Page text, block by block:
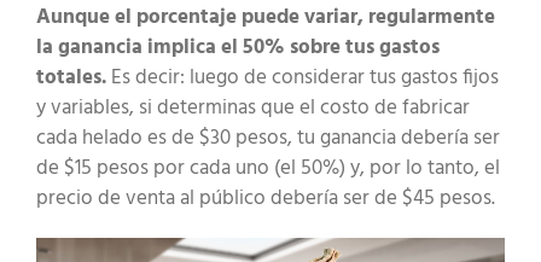
Aunque el porcentaje puede variar, regularmente
la ganancia implica el 50% sobre tus gastos
totales.Es decir: luego de considerar tus gastos fijos
y variables, si determinas que el costo de fabricar
cada helado es de $30 pesos, tu ganancia debería ser
de $15 pesos por cada uno (el 50%) y, por lo tanto, el
precio de venta al público debería ser de $45 pesos.